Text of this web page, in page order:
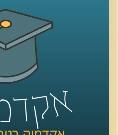
שני מחקרים של ד"ר טלי
לכלכלה, החוקרת
פערים באי שוויון
האחד בנוגע להשפעה של
תוצאות במבחנים
,
להיות אנונימי ועדיין